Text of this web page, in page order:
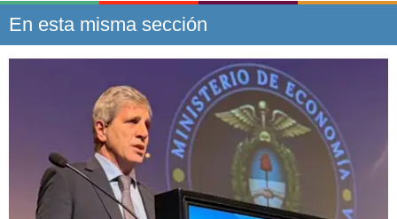
En esta misma sección